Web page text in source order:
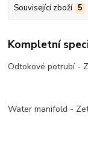
Související zboží 5
Kompletní
Odtokové potrubí -
Water manifold -